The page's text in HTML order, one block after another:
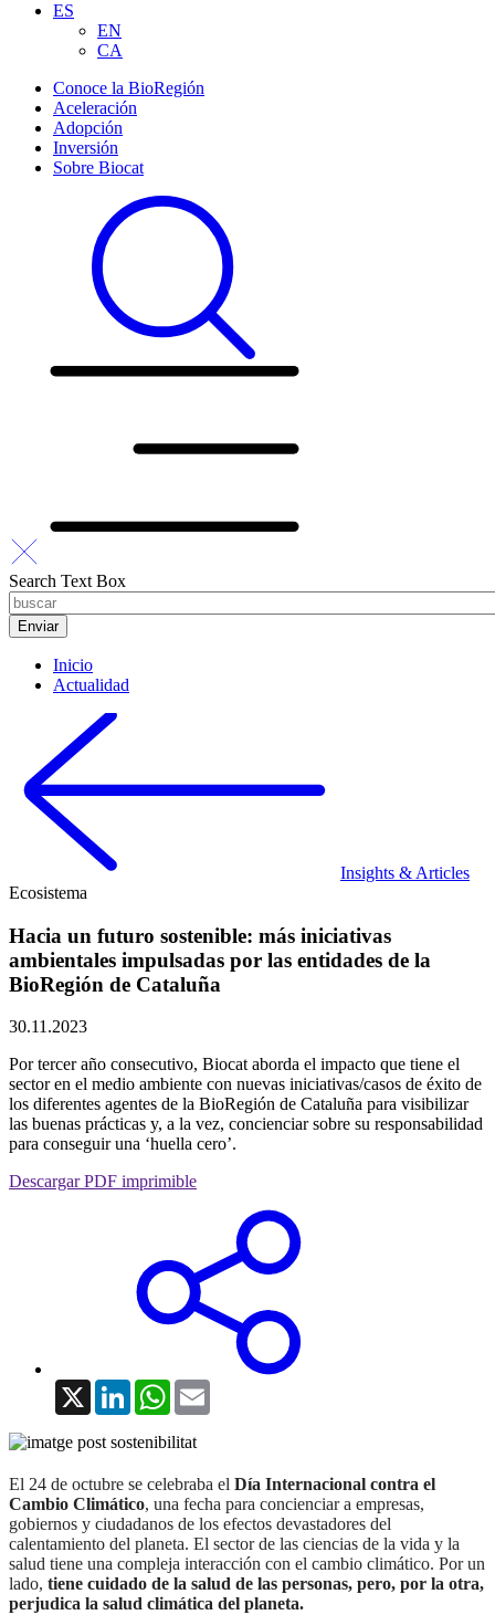
ES
EN
CA
Conoce la BioRegión
Aceleración
Adopción
Inversión
Sobre Biocat
Search Text Box
Inicio
Actualidad
Insights & Articles
Ecosistema
Hacia un futuro sostenible: más iniciativas
ambientales impulsadas por las entidades de la
BioRegión de Cataluña
30.11.2023
Por tercer año consecutivo, Biocat aborda el impacto que tiene el
sector en el medio ambiente con nuevas iniciativas/casos de éxito de
los diferentes agentes de la BioRegión de Cataluña para visibilizar
las buenas prácticas y, a la vez, concienciar sobre su responsabilidad
para conseguir una ‘huella cero’.
Descargar PDF imprimible
X LinkedInWhatsApp
El 24 de octubre se celebraba el Día Internacional contra el
Cambio Climático, una fecha para concienciar a empresas,
gobiernos y ciudadanos de los efectos devastadores del
calentamiento del planeta. El sector de las ciencias de la vida y la
salud tiene una compleja interacción con el cambio climático. Por un
lado, tiene cuidado de la salud de las personas, pero, por la otra,
perjudica la salud climática del planeta.